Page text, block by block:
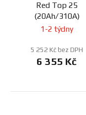
Red Top 25
(20Ah/310A)
1-2 týdny
5 252 Kč bez DPH
6 355 Kč